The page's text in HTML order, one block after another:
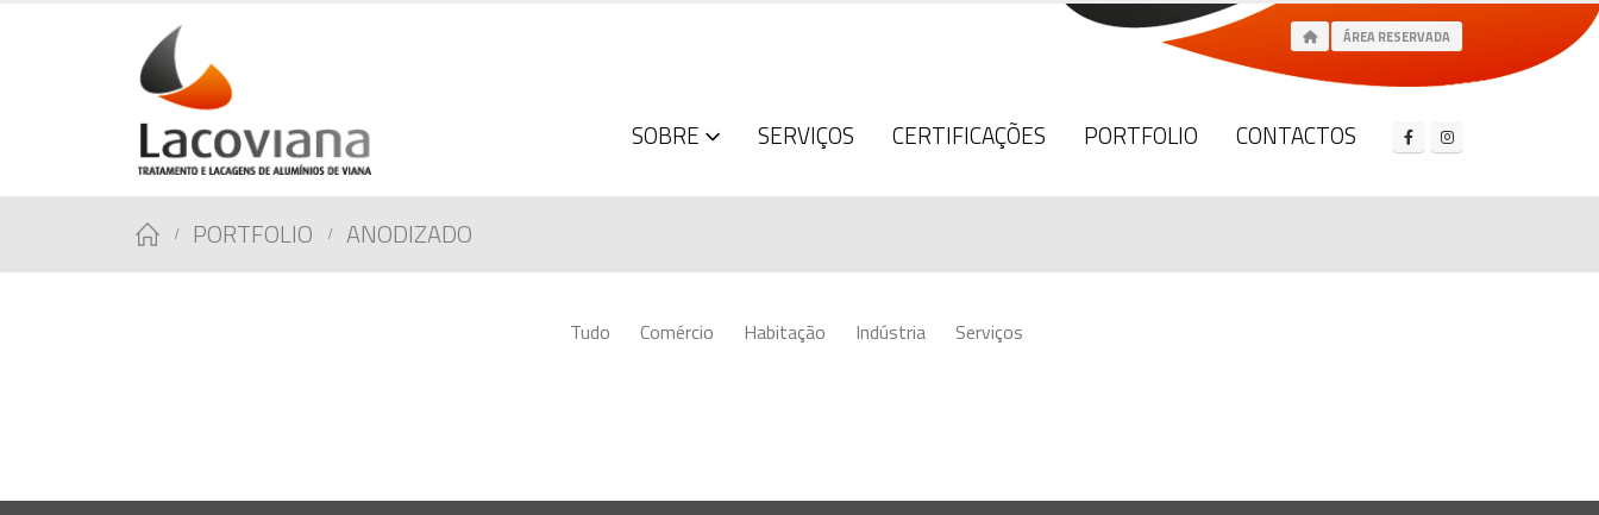
ÁREA RESERVADA
SOBRE SERVIÇOS CERTIFICAÇÕES PORTFOLIO CONTACTOS
PORTFOLIO ANODIZADO
Tudo Comércio Habitação Indústria Serviços